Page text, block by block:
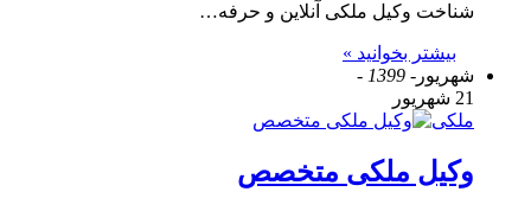
شناخت وکیل ملکی آنلاین و حرفه…
بیشتر بخوانید »
شهریور - 1399 -
21 شهریور
ملکی
وکیل ملکی متخصص